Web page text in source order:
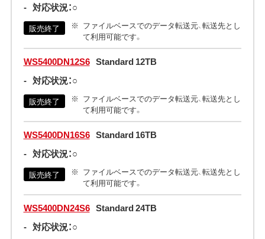
- 対応状況：○
販売終了
ファイルベースでのデータ転送元、転送先とし
て利用可能です。
WS5400DN12S6 Standard 12TB
- 対応状況：○
販売終了
ファイルベースでのデータ転送元、転送先とし
て利用可能です。
WS5400DN16S6 Standard 16TB
- 対応状況：○
販売終了
ファイルベースでのデータ転送元、転送先とし
て利用可能です。
WS5400DN24S6 Standard 24TB
- 対応状況：○